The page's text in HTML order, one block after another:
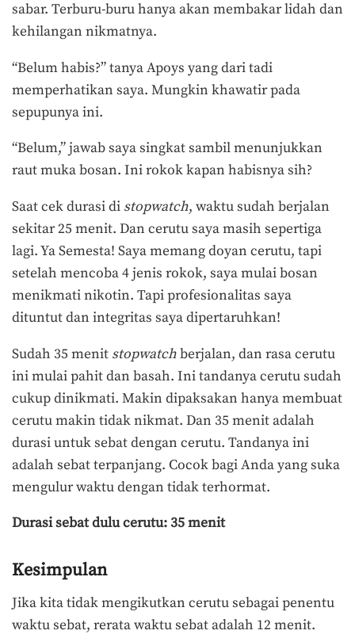
sabar. Terburu-buru hanya akan membakar lidah dan
kehilangan nikmatnya.
“Belum habis?” tanya Apoys yang dari tadi
memperhatikan saya. Mungkin khawatir pada
sepupunya ini.
“Belum,” jawab saya singkat sambil menunjukkan
raut muka bosan. Ini rokok kapan habisnya sih?
Saat cek durasi di stopwatch, waktu sudah berjalan
sekitar 25 menit. Dan cerutu saya masih sepertiga
lagi. Ya Semesta! Saya memang doyan cerutu, tapi
setelah mencoba 4 jenis rokok, saya mulai bosan
menikmati nikotin. Tapi profesionalitas saya
dituntut dan integritas saya dipertaruhkan!
Sudah 35 menit stopwatchberjalan, dan rasa cerutu
ini mulai pahit dan basah. Ini tandanya cerutu sudah
cukup dinikmati. Makin dipaksakan hanya membuat
cerutu makin tidak nikmat. Dan 35 menit adalah
durasi untuk sebat dengan cerutu. Tandanya ini
adalah sebat terpanjang. Cocok bagi Anda yang suka
mengulur waktu dengan tidak terhormat.
Durasi sebat dulu cerutu: 35 menit
Kesimpulan
Jika kita tidak mengikutkan cerutu sebagai penentu
waktu sebat, rerata waktu sebat adalah 12 menit.